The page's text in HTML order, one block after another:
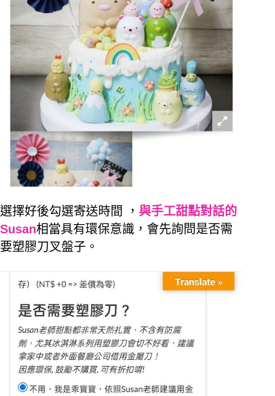
選擇好後勾選寄送時間 ， 與手工甜點對話的
Susan相當具有環保意識，會先詢問是否需
要塑膠刀叉盤子。